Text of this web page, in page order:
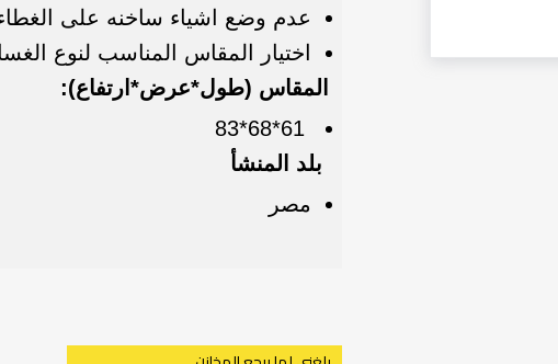
عدم وضع اشياء ساخنه على
اختيار المقاس المناسب لنوع
المقاس (طول*عرض*ارتفاع):
بلد المنشأ
مصر